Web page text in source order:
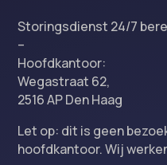
Storingsdienst 24/7
–
Hoofdkantoor:
Wegastraat 62,
2516 AP Den Haag
Let op: dit is geen
hoofdkantoor. Wij